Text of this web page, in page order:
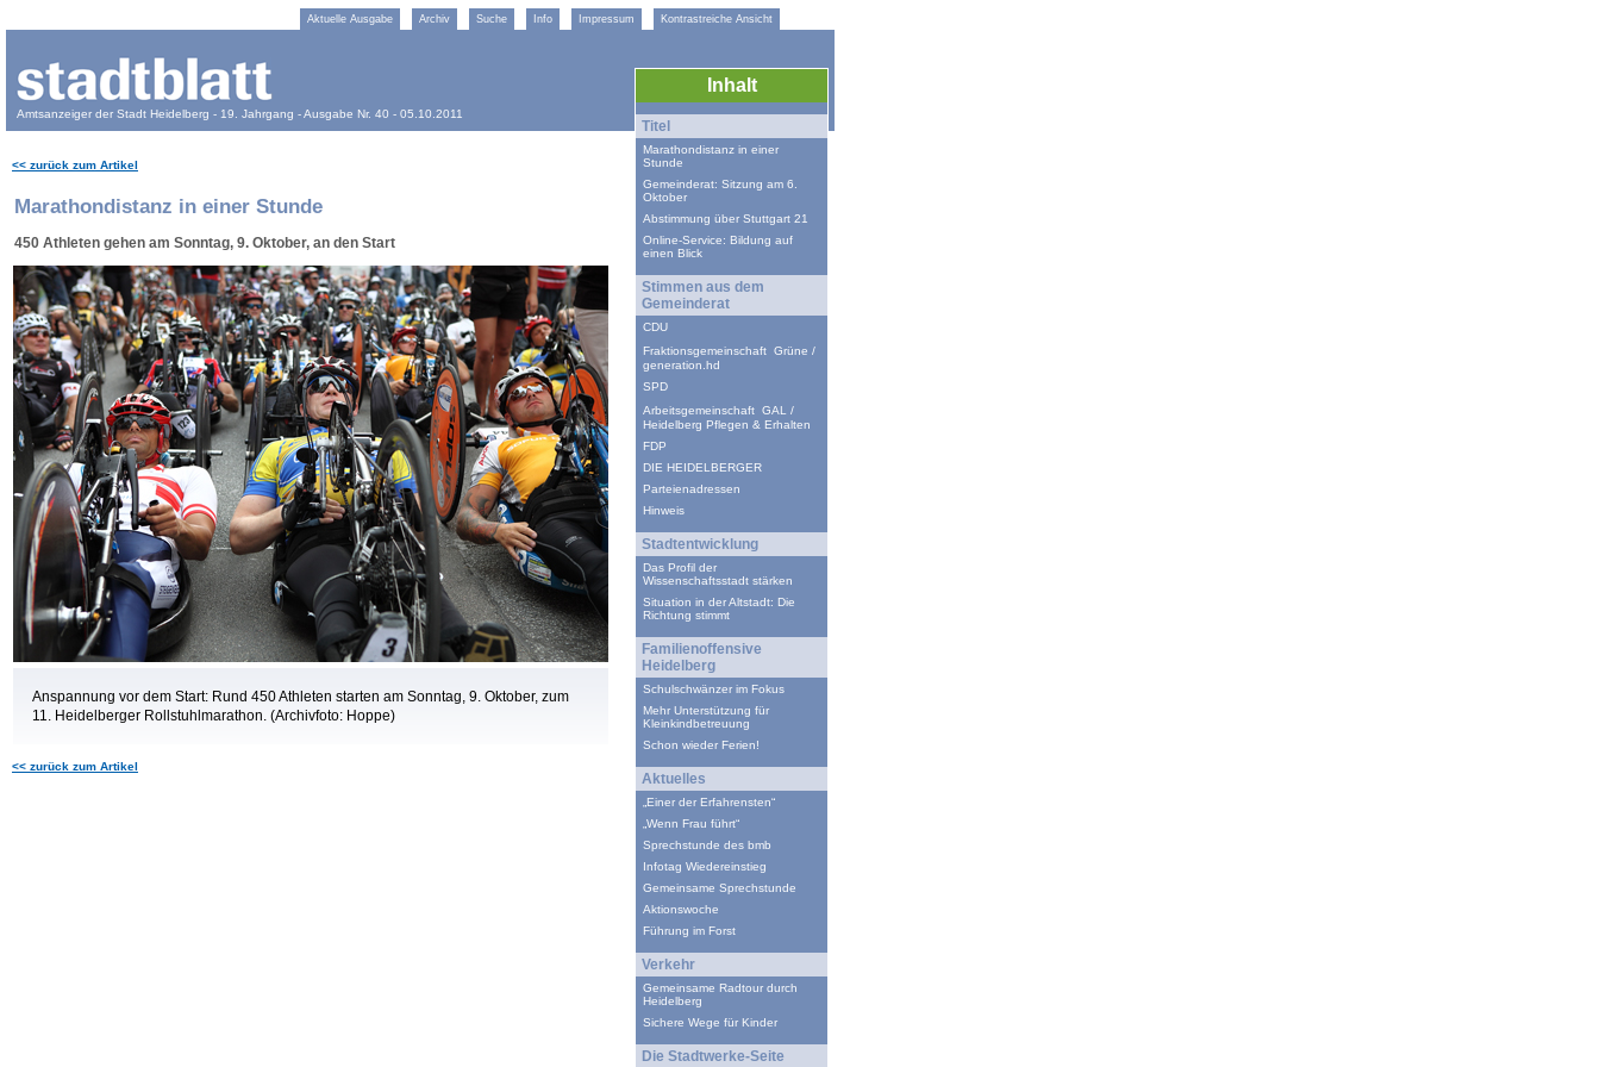
Aktuelle Ausgabe Archiv Suche Info Impressum Kontrastreiche Ansicht
Amtsanzeiger der Stadt Heidelberg - 19. Jahrgang - Ausgabe Nr. 40 - 05.10.2011
<< zurück zum Artikel
Marathondistanz in einer Stunde
450 Athleten gehen am Sonntag, 9. Oktober, an den Start
Anspannung vor dem Start: Rund 450 Athleten starten am Sonntag, 9. Oktober, zum
11. Heidelberger Rollstuhlmarathon. (Archivfoto: Hoppe)
<< zurück zum Artikel
Inhalt
Titel
Marathondistanz in einer
Stunde
Gemeinderat: Sitzung am 6.
Oktober
Abstimmung über Stuttgart 21
Online-Service: Bildung auf
einen Blick
Stimmen aus dem
Gemeinderat
CDU
Fraktionsgemeinschaft Grüne /
generation.hd
SPD
Arbeitsgemeinschaft GAL /
Heidelberg Pflegen & Erhalten
FDP
DIE HEIDELBERGER
Parteienadressen
Hinweis
Stadtentwicklung
Das Profil der
Wissenschaftsstadt stärken
Situation in der Altstadt: Die
Richtung stimmt
Familienoffensive
Heidelberg
Schulschwänzer im Fokus
Mehr Unterstützung für
Kleinkindbetreuung
Schon wieder Ferien!
Aktuelles
„Einer der Erfahrensten“
„Wenn Frau führt“
Sprechstunde des bmb
Infotag Wiedereinstieg
Gemeinsame Sprechstunde
Aktionswoche
Führung im Forst
Verkehr
Gemeinsame Radtour durch
Heidelberg
Sichere Wege für Kinder
Die Stadtwerke-Seite